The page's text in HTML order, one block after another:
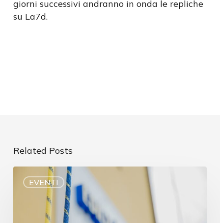
giorni successivi andranno in onda le repliche
su La7d.
Related Posts
EVENTI